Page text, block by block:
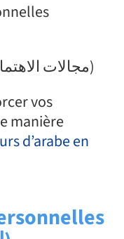
Les centres d’intérêt (مجالات الاهتمام)
vos
manière
d’arabe en